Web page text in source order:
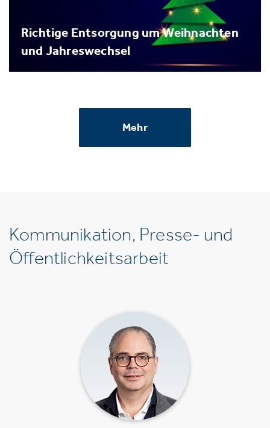
Richtige Entsorgung um Weihnachten
und Jahreswechsel
Mehr
Kommunikation, Presse- und
Öffentlichkeitsarbeit